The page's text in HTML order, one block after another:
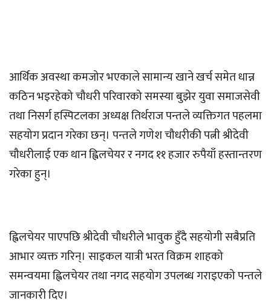
आर्थिक अवस्था कमजोर भएकाले सामान्य खाने खर्च समेत धान्न
कठिन भइरहेको चौधरी परिवारको समस्या बुझेर युवा समाजसेवी
तथा निसर्ग हस्पिटलका अध्यक्ष तिर्थराज पन्तले व्यक्तिगत पहलमा
सहयोग प्रदान गरेका छन्। पन्तले गणेश चौधरीकी पत्नी श्रीदेवी
चौधरीलाई एक थान ह्विलचेयर र नगद ११ हजार रुपैयाँ हस्तान्तरण
गरेका हुन्।
ह्विलचेयर पाएपछि श्रीदेवी चौधरीले भावुक हुँदै सहयोगी सबैप्रति
आभार व्यक्त गरिन्। साइकल यात्री भरत विक्रम शाहको
समन्वयमा ह्विलचेयर तथा नगद सहयोग उपलब्ध गराइएको पन्तले
जानकारी दिए।